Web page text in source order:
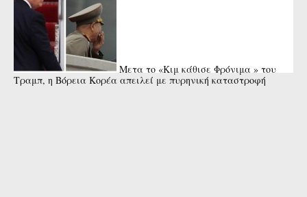
Μετα το «Κιμ κάθισε Φρόνιμα » του
Τραμπ, η Βόρεια Κορέα απειλεί με πυρηνική καταστροφή